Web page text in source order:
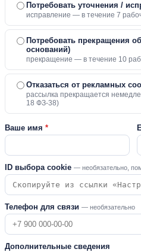
Потребовать уточнения /
исправление — в течение 7
Потребовать прекращения
оснований)
прекращение — в течение 10
Отказаться от рекламных
рассылка прекращается
18 ФЗ-38)
Ваше имя *
ID выбора cookie — необязательно,
Телефон для связи — необязательно
Дополнительные сведения